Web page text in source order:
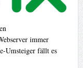
immer
Umsteiger fällt es